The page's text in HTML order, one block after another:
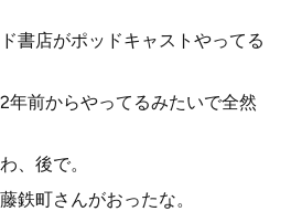
書店がポッドキャストやってる
年前からやってるみたいで全然
、後で。
鉄町さんがおったな。